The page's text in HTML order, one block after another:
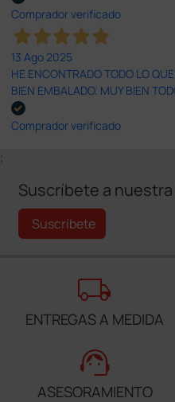
Comprador verificado
13 Ago 2025
HE ENCONTRADO TODO LO
BIEN EMBALADO. MUY BIEN
Comprador verificado
;
Suscríbete a
Suscríbete
local_shipping
ENTREGAS A MEDIDA
support_agent
ASESORAMIENTO